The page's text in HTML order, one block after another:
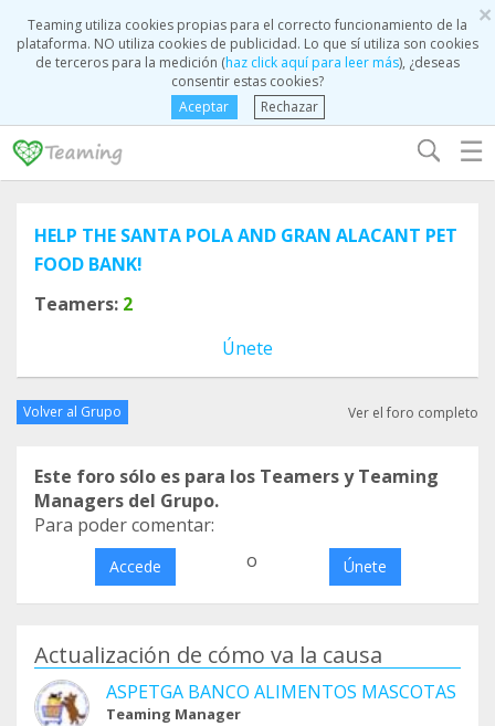
×
Teaming utiliza cookies propias para el correcto funcionamiento de la
plataforma. NO utiliza cookies de publicidad. Lo que sí utiliza son cookies
de terceros para la medición (haz click aquí para leer más), ¿deseas
consentir estas cookies?
Aceptar
Rechazar
☰
HELP THE SANTA POLA AND GRAN ALACANT PET
FOOD BANK!
Teamers: 2
Únete
Volver al Grupo Ver el foro completo
Este foro sólo es para los Teamers y Teaming
Managers del Grupo.
Para poder comentar:
Accede o Únete
Actualización de cómo va la causa
ASPETGA BANCO ALIMENTOS MASCOTAS
Teaming Manager